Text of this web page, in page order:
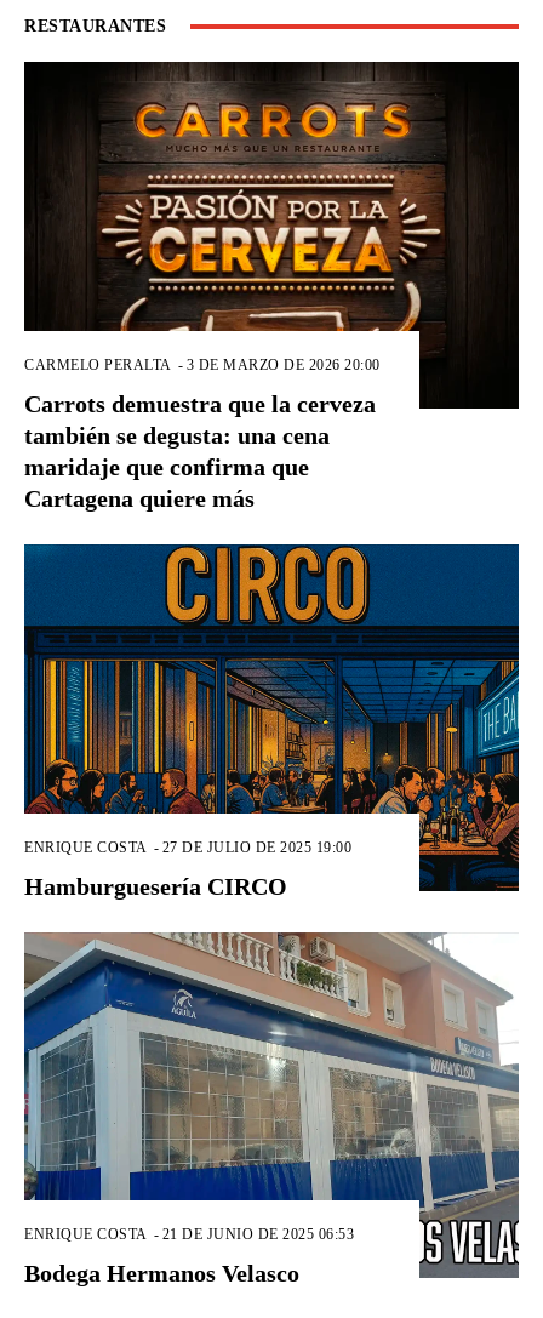
RESTAURANTES
CARMELO PERALTA - 3 DE MARZO DE 2026 20:00
Carrots demuestra que la cerveza
también se degusta: una cena
maridaje que confirma que
Cartagena quiere más
ENRIQUE COSTA - 27 DE JULIO DE 2025 19:00
Hamburguesería CIRCO
ENRIQUE COSTA - 21 DE JUNIO DE 2025 06:53
Bodega Hermanos Velasco